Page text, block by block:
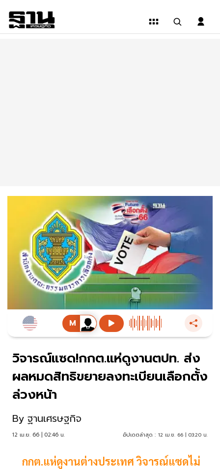
วิจารณ์แซด!กกต.แห่ดูงานตปท. ส่ง
ผลหมดสิทธิขยายลงทะเบียนเลือกตั้ง
ล่วงหน้า
By ฐานเศรษฐกิจ
12 เม.ย. 66 | 02:46 น. อัปเดตล่าสุด : 12 เม.ย. 66 | 03:20 น.
กกต.แห่ดูงานต่างประเทศ วิจารณ์แซดไม่